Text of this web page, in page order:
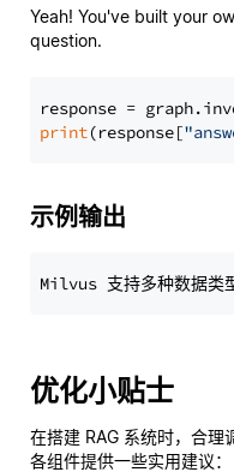
Yeah! You've built your
question.
response =
print(response[
示例输出
优化小贴士
在搭建 RAG 系统时，合理
各组件提供一些实用建议：